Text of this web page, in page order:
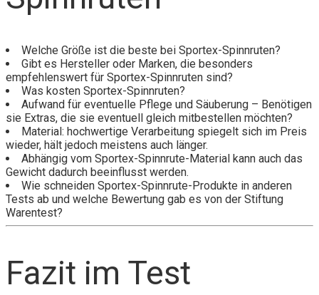
Welche Größe ist die beste bei Sportex-Spinnruten?
Gibt es Hersteller oder Marken, die besonders
empfehlenswert für Sportex-Spinnruten sind?
Was kosten Sportex-Spinnruten?
Aufwand für eventuelle Pflege und Säuberung – Benötigen
sie Extras, die sie eventuell gleich mitbestellen möchten?
Material: hochwertige Verarbeitung spiegelt sich im Preis
wieder, hält jedoch meistens auch länger.
Abhängig vom Sportex-Spinnrute-Material kann auch das
Gewicht dadurch beeinflusst werden.
Wie schneiden Sportex-Spinnrute-Produkte in anderen
Tests ab und welche Bewertung gab es von der Stiftung
Warentest?
Fazit im Test